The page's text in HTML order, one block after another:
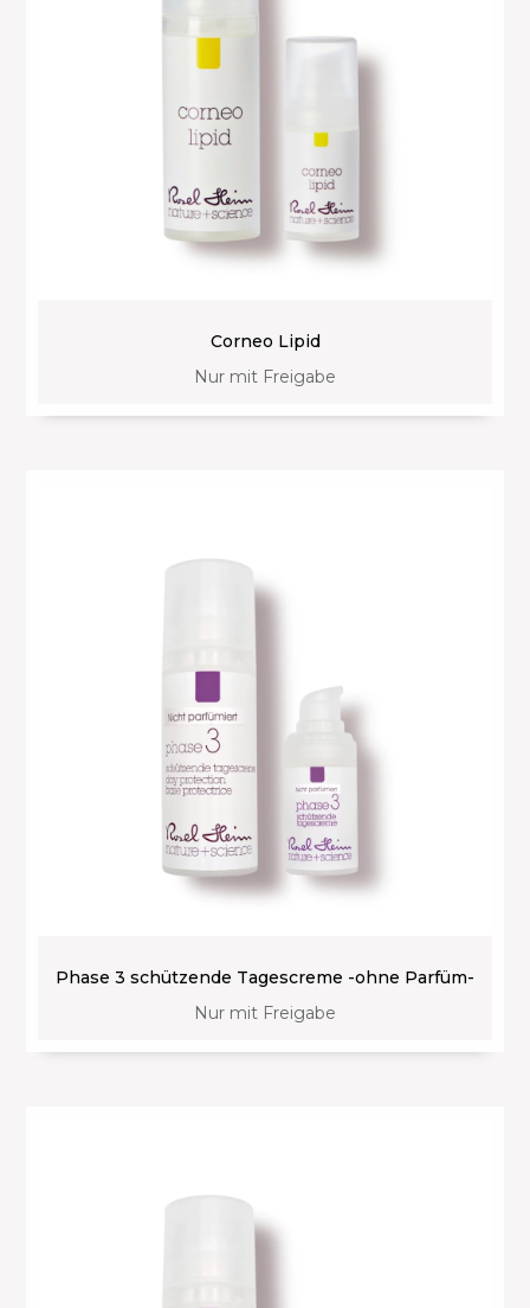
Corneo Lipid
Nur mit Freigabe
Phase 3 schützende Tagescreme -ohne Parfüm-
Nur mit Freigabe